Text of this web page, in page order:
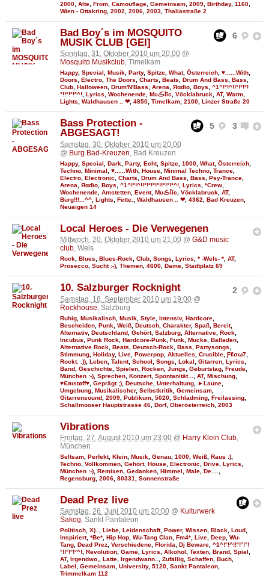
2000 Alte From Camouflage Gemeinsam 2009 Birthday, 1160
Wien - Ottakring 2002 2006 2003 Thaliastraße 2
6
Bad Boy´s im MOSQUITO
MUSIK CLUB [GEI]
Sonntag, 31. Oktober 2010 um 20:00 @
Mosquito Musikclub, Timelkam
Happy, Special , Musik, Party, Spitze, What, Österreich, ♥......With,
Doors, Electro, The Doors, Charts, Beats, Drum And Bass, Bass,
Club, Halloween, Drum'N'Bass, Arena, Яαdϊo, Boys, ^1^!°!^!!°!°!°!
°!!°!°!°^!, Lyrics, Wochenende, MυڪĪīc, Vöcklabruck, AT, Warm,
Lights, Waldhausen .. ❤, 4850, Timelkam, 2100, Linzer Straße 20
5 3
Bass Protection -
ABGESAGT!
Samstag, 30. Oktober 2010 um 20:00
@ Burg Bad-Kreuzen, Bad Kreuzen
Happy, Special Dark Party, Echt, Spitze 1000 What, Österreich
Techno Minimal ♥......With House Minimal Techno Trance
Electro Electronic Charts Drum And Bass Bass Psy-Trance
Arena
Яαdϊo Boys ^1^!°!^!!°!°!°!°!!°!°!°^! Lyrics *Crew
Wochenende Amstetten Event, MυڪĪīc Vöcklabruck AT,
Burg!!!...^^ Lights Fette. Waldhausen .. ❤, 4362 Bad Kreuzen
Neuaigen 14
Local Heroes - Die Verwegenen
Mittwoch, 20. Oktober 2010 um 21:00 @ G&D music
club, Wels
Rock Blues Blues-Rock Club Songs Lyrics * -Wels- * AT,
Prosecco Sucht :-) Themen 4600 Dame Stadtplatz 69
2
10. Salzburger Rocknight
Samstag, 18. September 2010 um 19:00 @
Rockhouse , Salzburg
Ruhig Musikalisch Musik Style Intensiv, Hardcore
Bescheiden Punk Weiß Deutsch Charakter, Spaß Bereit,
Alternativ, Deutschland Gehört, Salzburg Alternative Rock
Incubus
Punk Rock Hardcore-Punk Funk Mucke Balladen
Alternative Rock Beats Deutsch-Rock Bass Partysongs
Stimmung Holiday, Live Powerpop Aktuelles Crucible Ƒℓσω7
Rockt. .)) Leben Talent, School Songs Lokal Gitarren Lyrics
Band Geschichte Spielen Rocken Jungs Geburtstag Freude
München :-) Sprechen Konzert, Spontanität... AT, Mischung
♥Єяιstøff♥ Geprägt ;) Deutsche Unterhaltung ►Laune
Umgebung Musikalischer, Selbstkritik Gemeinsam
Gitarrensound 2009 Publikum 5020 Schladming Freilassing
Schallmooser Hauptstrasse 46 Dorf, Oberösterreich 2003
Vibrations
Freitag, 27. August 2010 um 23:00 @ Harry Klein Club,
München
Seltsam Perfekt, Klein Musik Genau 1000 Weiß Raus :)
Techno Vollkommen Gehört, House Electronic Drive Lyrics
München :-) Remixen Gedanken Himmel Male De....
Regensburg 2006 80331 Sonnenstraße
Dead Prez live
Samstag, 26. Juni 2010 um 20:00 @ Kulturwerk
Sakog, Sankt Pantaleon
Politisch, X).., Liebe, Leidenschaft, Power, Wissen, Black, Loud,
Inspiriert, *Be*, Hip Hop, Wu-Tang Clan, Fm4*, Live, Deep, Wu-
Tang, Dead Prez, Verschiedene, Florida, Dj Beware, ^1^!°!^!!°!°!°!
°!!°!°!°^!, Revolution, Game, Lyrics, Alkohol, Texten, Brand, Spiel,
AT, Irgendwo,, Latte, Irgendwann.., Zufällig, Schaffen, Buch,
Label, Gemeinsam, University, 5120, Sankt Pantaleon,
Trimmelkam 112